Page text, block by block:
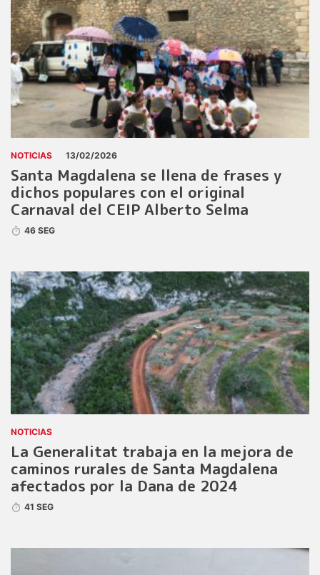
NOTICIAS 13/02/2026
Santa Magdalena se llena de frases y
dichos populares con el original
Carnaval del CEIP Alberto Selma
46 SEG
NOTICIAS
La Generalitat trabaja en la mejora de
caminos rurales de Santa Magdalena
afectados por la Dana de 2024
41 SEG